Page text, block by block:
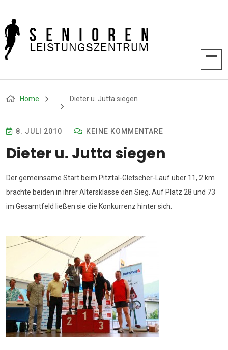
Home Dieter u. Jutta siegen
8. JULI 2010 KEINE KOMMENTARE
Dieter u. Jutta siegen
Der gemeinsame Start beim Pitztal-Gletscher-Lauf über 11, 2 km
brachte beiden in ihrer Altersklasse den Sieg. Auf Platz 28 und 73
im Gesamtfeld ließen sie die Konkurrenz hinter sich.